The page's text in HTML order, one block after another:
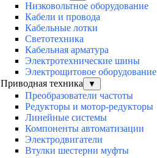
Низковольтное оборудование
Кабели и провода
Кабельные лотки
Светотехника
Кабельная арматура
Электротехнические шины
Электрощитовое оборудование
Приводная техника
▼
Преобразователи частоты
Редукторы и мотор-редукторы
Линейные системы
Компоненты автоматизации
Электродвигатели
Втулки шестерни муфты